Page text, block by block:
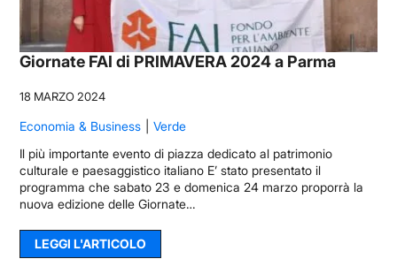
Giornate FAI di PRIMAVERA 2024 a Parma
18 MARZO 2024
Economia & Business
Verde
Il più importante evento di piazza dedicato al patrimonio
culturale e paesaggistico italiano E’ stato presentato il
programma che sabato 23 e domenica 24 marzo proporrà la
nuova edizione delle Giornate…
LEGGI L'ARTICOLO